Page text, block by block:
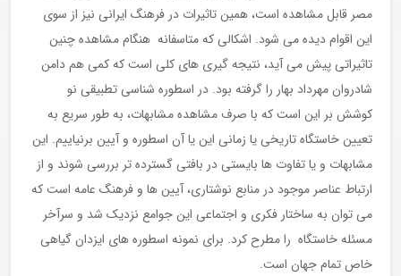
مصر قابل مشاهده است، همین تاثیرات در فرهنگ ایرانی نیز از سوی
این اقوام دیده می شود. اشکالی که متاسفانه هنگام مشاهده چنین
تاثیراتی پیش می آید، نتیجه گیری های کلی است که کمی هم دامن
شادروان مهرداد بهار را گرفته بود. در اسطوره شناسی تطبیقی نو
کوشش بر این است که با صرف مشاهده مشابهات، به طور سریع به
تعیین خاستگاه تاریخی یا زمانی این یا آن اسطوره و آیین برنیاییم. این
مشابهات و یا تفاوت ها بایستی در بافتی گسترده تر بررسی شوند و از
ارتباط عناصر موجود در منابع نوشتاری، آیین ها و فرهنگ عامه است که
می توان به ساختار فکری و اجتماعی این جوامع نزدیک شد و سرآخر
مسئله خاستگاه را مطرح کرد. برای نمونه اسطوره های ایزدان گیاهی
خاص تمام جهان است.